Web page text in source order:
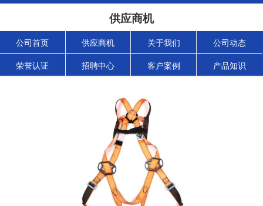
供应商机
公司首页 供应商机 关于我们 公司动态
荣誉认证 招聘中心 客户案例 产品知识